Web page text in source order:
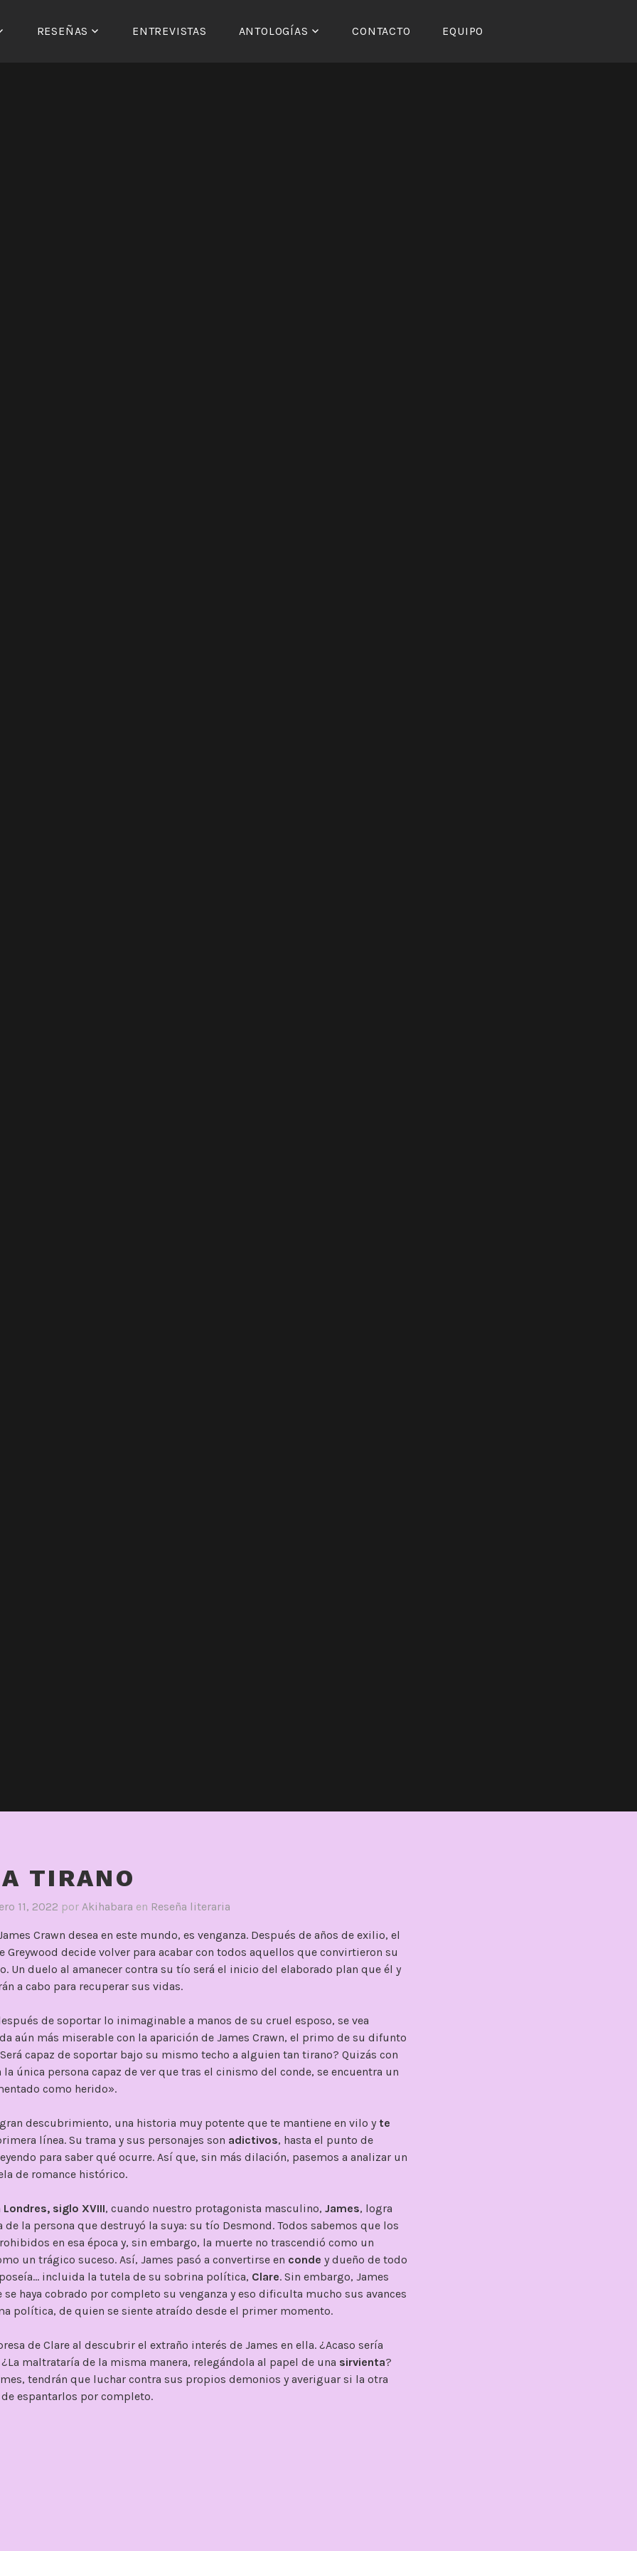
RESEÑAS ENTREVISTAS ANTOLOGÍAS CONTACTO EQUIPO
TIRANO
11, 2022 por Akihabara en Reseña literaria
Crawn desea en este mundo, es venganza. Después de años de exilio, el
Greywood decide volver para acabar con todos aquellos que convirtieron su
Un duelo al amanecer contra su tío será el inicio del elaborado plan que él y
a cabo para recuperar sus vidas.
de soportar lo inimaginable a manos de su cruel esposo, se vea
aún más miserable con la aparición de James Crawn, el primo de su difunto
capaz de soportar bajo su mismo techo a alguien tan tirano? Quizás con
única persona capaz de ver que tras el cinismo del conde, se encuentra un
como herido».
descubrimiento, una historia muy potente que te mantiene en vilo y te
línea. Su trama y sus personajes son adictivos, hasta el punto de
para saber qué ocurre. Así que, sin más dilación, pasemos a analizar un
de romance histórico.
Londres, siglo XVIII, cuando nuestro protagonista masculino, James, logra
de la persona que destruyó la suya: su tío Desmond. Todos sabemos que los
en esa época y, sin embargo, la muerte no trascendió como un
un trágico suceso. Así, James pasó a convertirse en conde y dueño de todo
incluida la tutela de su sobrina política, Clare. Sin embargo, James
se haya cobrado por completo su venganza y eso dificulta mucho sus avances
política, de quien se siente atraído desde el primer momento.
de Clare al descubrir el extraño interés de James en ella. ¿Acaso sería
maltrataría de la misma manera, relegándola al papel de una sirvienta?
tendrán que luchar contra sus propios demonios y averiguar si la otra
de espantarlos por completo.